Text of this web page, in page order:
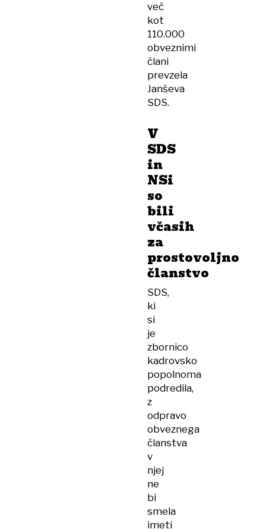
več
kot
110.000
obveznimi
člani
prevzela
Janševa
SDS.
V
SDS
in
NSi
so
bili
včasih
za
prostovoljno
članstvo
SDS,
ki
si
je
zbornico
kadrovsko
popolnoma
podredila,
z
odpravo
obveznega
članstva
v
njej
ne
bi
smela
imeti